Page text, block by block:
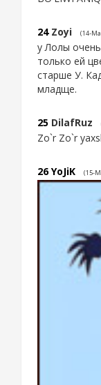
24 Zoyi (14-
у Лолы
только ей
старше У.
младще.
25 DilafRuz
Zo`r Zo`r
26 YoJiK (15-